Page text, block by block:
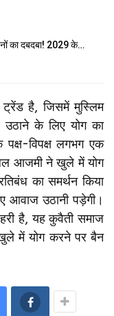
का दबदबा! 2029 के…
है, जिसमें मुस्लिम
के लिए योग का
विपक्ष लगभग एक
अल आजमी ने खुले में योग
का समर्थन किया
उठानी पड़ेगी।
है, यह कुवैती समाज
खुले में योग करने पर बैन